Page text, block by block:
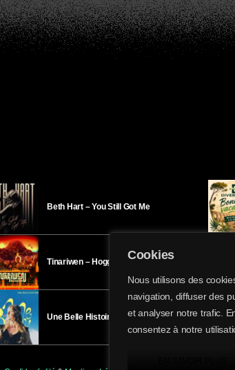
Cookies
Nous utilisons des
navigation, diffuser des
et analyser notre trafic.
consentez à notre
Beth Hart – You Still Got Me
Tinariwen – Hoggar
Une Belle Histoire – Héloïse Bay